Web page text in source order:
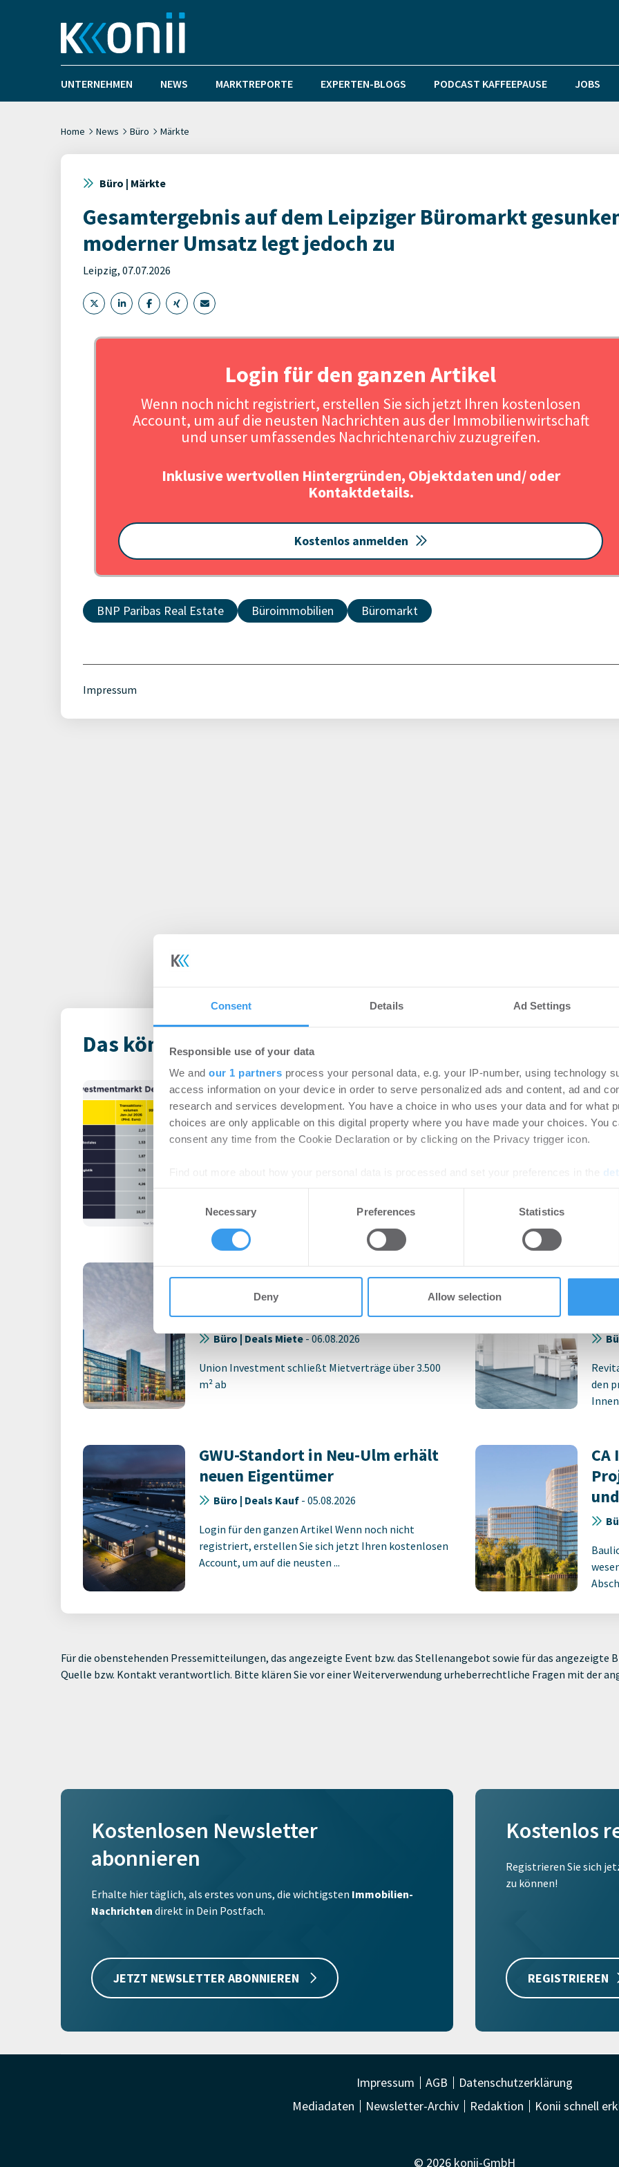
Consent Details Ad Settings
Responsible use of your data
We and our 1 partners process your personal data, e.g. your IP-number, using technology
access information on your device in order to serve personalized ads and content, ad and
research and services development. You have a choice in who uses your data and for what
choices are only applicable on this digital property where you have made your choices. You
consent any time from the Cookie Declaration or by clicking on the Privacy trigger icon.
We use cookies to personalise content and ads, to provide social media features and to
other information that you’ve provided to them or that they’ve collected from your use of their
Necessary Preferences Statistics
Deny Allow selection
UNTERNEHMEN NEWS MARKTREPORTE EXPERTEN-BLOGS PODCAST KAFFEEPAUSE JOBS
Home News Büro Märkte
Büro | Märkte
Gesamtergebnis auf dem Leipziger Büromarkt
moderner Umsatz legt jedoch zu
Leipzig, 07.07.2026
Login für den ganzen Artikel
Wenn noch nicht registriert, erstellen Sie sich jetzt Ihren kostenlosen
Account, um auf die neusten Nachrichten aus der Immobilienwirtschaft
und unser umfassendes Nachrichtenarchiv zuzugreifen.
Inklusive wertvollen Hintergründen, Objektdaten und/ oder
Kontaktdetails.
Kostenlos anmelden
BNP Paribas Real Estate Büroimmobilien Büromarkt
Impressum
Das könnte Dich auch interessieren
Immobilieninvestmentmarkt
Deutschland – August 2026
Büro | Märkte -06.08.2026
Büromieter verlängern und
expandieren im Stuttgarter
Technologiepark STEP
Büro | Deals Miete - 06.08.2026
Union Investment schließt Mietverträge über 3.500
m² ab
den
GWU-Standort in Neu-Ulm erhält
neuen Eigentümer
Büro | Deals Kauf - 05.08.2026
Login für den ganzen Artikel Wenn noch nicht
registriert, erstellen Sie sich jetzt Ihren kostenlosen
Account, um auf die neusten ...
Für die obenstehenden Pressemitteilungen, das angezeigte Event bzw. das Stellenangebot sowie für das angezeigte
Quelle bzw. Kontakt verantwortlich. Bitte klären Sie vor einer Weiterverwendung urheberrechtliche Fragen mit der
Kostenlosen Newsletter
abonnieren
Erhalte hier täglich, als erstes von uns, die wichtigsten Immobilien-
Nachrichten direkt in Dein Postfach.
JETZT NEWSLETTER ABONNIEREN
Kostenlos
Registrieren Sie sich
zu können!
REGISTRIEREN
Impressum AGB
Datenschutzerklärung
Mediadaten
Newsletter-Archiv Redaktion Konii schnell
© 2026 konii-GmbH